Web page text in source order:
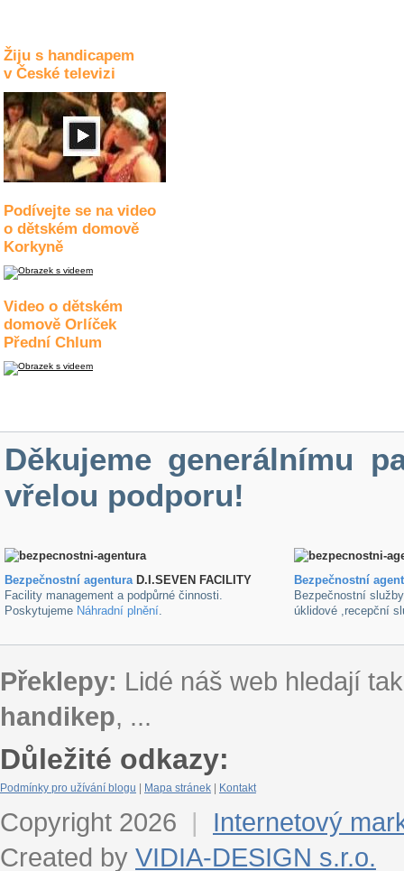
Žiju s handicapem
v České televizi
Podívejte se na video
o dětském domově
Korkyně
Video o dětském
domově Orlíček
Přední Chlum
Děkujeme generálnímu
vřelou podporu!
Bezpečnostní agenturaD.I.SEVEN FACILITY
Facility management a podpůrné činnosti.
Poskytujeme Náhradní plnění.
Bezpečnostní
Bezpečnostní
úklidové ,recepční
Překlepy: Lidé náš web hledají
handikep, ...
Důležité odkazy:
Podmínky pro užívání blogu Mapa stránek Kontakt
Copyright 2026 |
Internetový
Created by VIDIA-DESIGN s.r.o.